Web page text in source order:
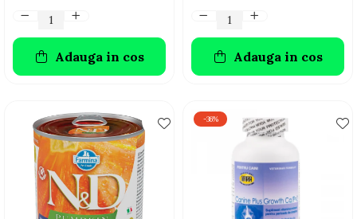
Adauga in cos Adauga in cos
-36%